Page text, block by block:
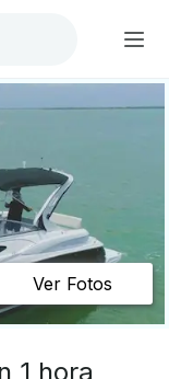
Ver Fotos
1 hora